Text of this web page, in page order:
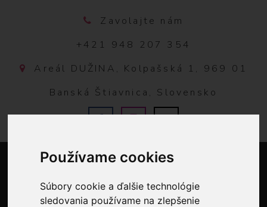
Používame cookies
Súbory cookie a ďalšie technológie
sledovania používame na zlepšenie
Zavolajte nám
+421 948 207 354
Areál DUŽINA, Kolpašská 1, 969 01
Banská Štiavnica, Slovensko